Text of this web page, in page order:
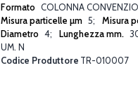
Formato COLONNA
Misura particelle µm 5 Misura
Diametro 4 Lunghezza mm.
UM. N
Codice Produttore TR-010007